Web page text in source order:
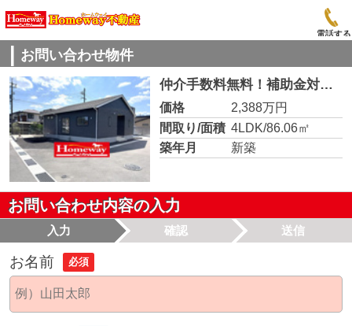
電話する
お問い合わせ物件
仲介手数料無料！補助金対象！宮野小学校に通える新築戸建 山口市宮野下 第９ クレイドルガーデン アーネストワン
価格
2,388万円
間取り/面積 4LDK/86.06㎡
築年月
新築
お問い合わせ内容の入力
入力 確認 送信
お名前 必須